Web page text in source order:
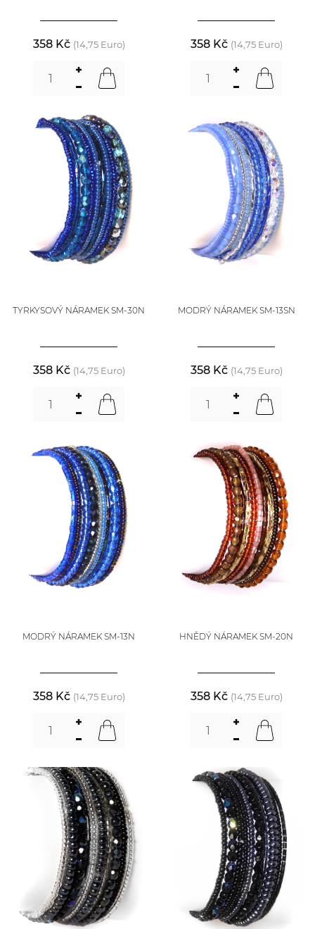
358 Kč (14,75 Euro) 358 Kč (14,75 Euro)
TYRKYSOVÝ NÁRAMEK SM-30N
358 Kč (14,75 Euro)
MODRÝ NÁRAMEK SM-13SN
358 Kč (14,75 Euro)
MODRÝ NÁRAMEK SM-13N
358 Kč (14,75 Euro)
HNĚDÝ NÁRAMEK SM-20N
358 Kč (14,75 Euro)